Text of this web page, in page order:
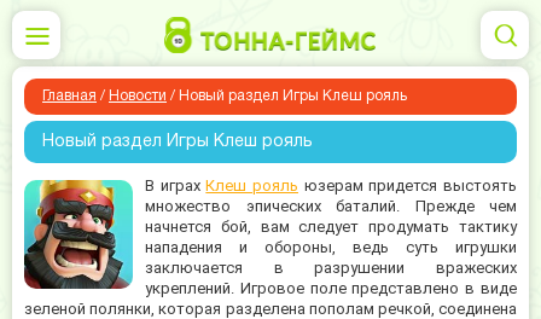
Главная / Новости / Новый раздел Игры Клеш рояль
Новый раздел Игры Клеш рояль
В играхКлеш рояль юзерам придется выстоять
множество эпических баталий. Прежде чем
начнется бой, вам следует продумать тактику
нападения и обороны, ведь суть игрушки
заключается в разрушении вражеских
укреплений. Игровое поле представлено в виде
зеленой полянки, которая разделена пополам речкой, соединена